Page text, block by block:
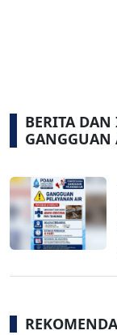
BERITA DAN
GANGGUAN